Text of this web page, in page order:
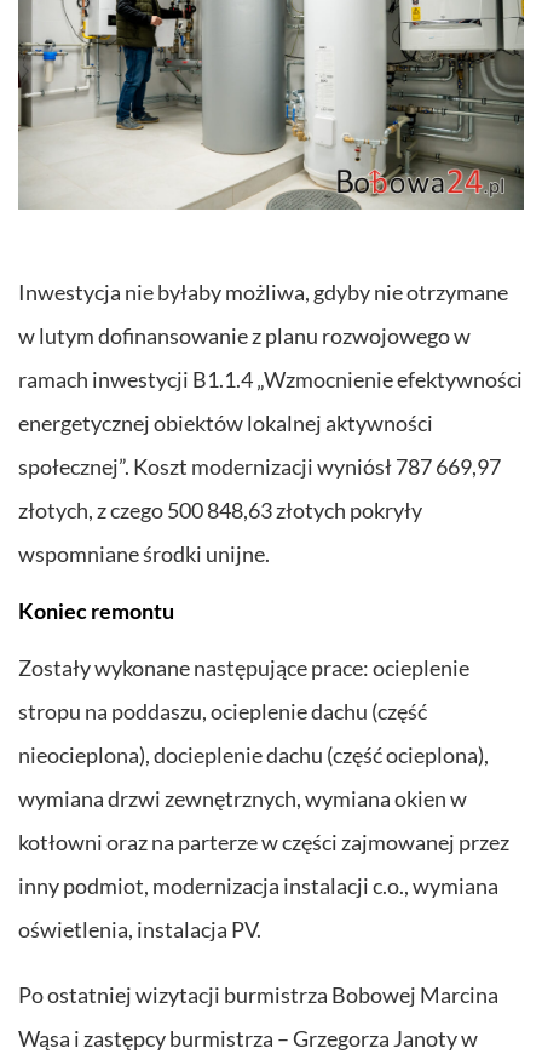
Inwestycja nie byłaby możliwa, gdyby nie otrzymane
w lutym dofinansowanie z planu rozwojowego w
ramach inwestycji B1.1.4 „Wzmocnienie efektywności
energetycznej obiektów lokalnej aktywności
społecznej”. Koszt modernizacji wyniósł 787 669,97
złotych, z czego 500 848,63 złotych pokryły
wspomniane środki unijne.
Koniec remontu
Zostały wykonane następujące prace: ocieplenie
stropu na poddaszu, ocieplenie dachu (część
nieocieplona), docieplenie dachu (część ocieplona),
wymiana drzwi zewnętrznych, wymiana okien w
kotłowni oraz na parterze w części zajmowanej przez
inny podmiot, modernizacja instalacji c.o., wymiana
oświetlenia, instalacja PV.
Po ostatniej wizytacji burmistrza Bobowej Marcina
Wąsa i zastępcy burmistrza – Grzegorza Janoty w